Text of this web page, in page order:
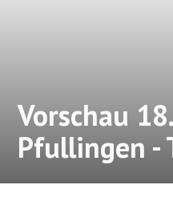
Vorschau
Pfullingen -